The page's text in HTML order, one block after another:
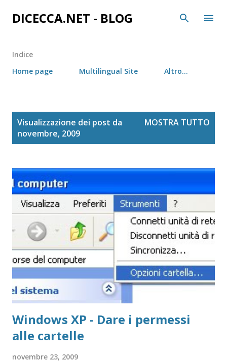
Passa ai contenuti principali
DICECCA.NET - BLOG
Indice
Home page
Multilingual Site Altro…
Visualizzazione dei post da
novembre, 2009
MOSTRA TUTTO
Windows XP - Dare i permessi
alle cartelle
novembre 23, 2009